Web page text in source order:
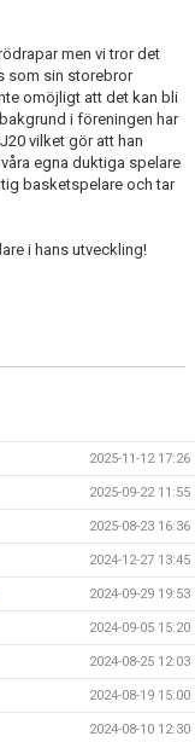
men vi tror det
som sin storebror
omöjligt att det kan bli
i föreningen har
vilket gör att han
egna duktiga spelare
basketspelare och tar
i hans utveckling!
2025-11-12 17:26
2025-09-22 11:55
2025-08-23 16:36
2024-12-27 13:45
2024-09-29 19:53
2024-09-05 15:20
2024-08-25 12:03
2024-08-19 15:00
2024-08-10 12:30